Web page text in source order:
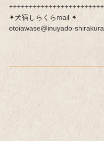
✦犬宿しらくらmail ✦
otoiawase@inuyado-